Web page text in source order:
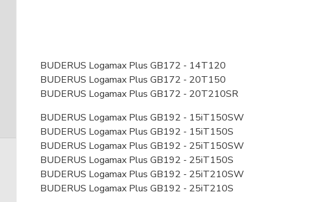
BUDERUS Logamax Plus GB172 - 14T120
BUDERUS Logamax Plus GB172 - 20T150
BUDERUS Logamax Plus GB172 - 20T210SR
BUDERUS Logamax Plus GB192 - 15iT150SW
BUDERUS Logamax Plus GB192 - 15iT150S
BUDERUS Logamax Plus GB192 - 25iT150SW
BUDERUS Logamax Plus GB192 - 25iT150S
BUDERUS Logamax Plus GB192 - 25iT210SW
BUDERUS Logamax Plus GB192 - 25iT210S